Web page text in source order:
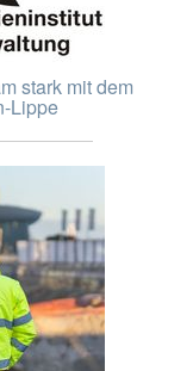
stark mit dem
Lippe